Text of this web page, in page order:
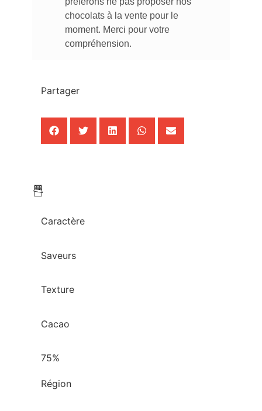
chocolats à la vente pour le
moment. Merci pour votre
compréhension.
Partager
Caractère
Saveurs
Texture
Cacao
75%
Région